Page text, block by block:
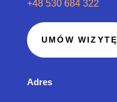
+48 530 684 322
UMÓW WIZYTĘ
Adres